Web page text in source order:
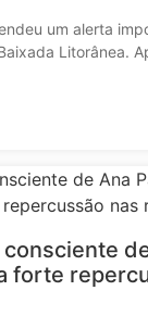
um alerta
Litorânea.
forte